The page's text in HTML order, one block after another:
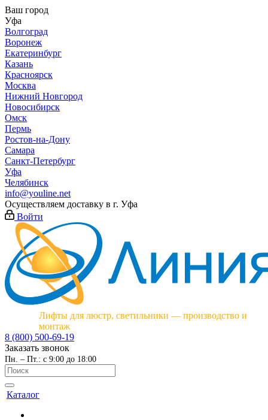
Ваш город
Уфа
Волгоград
Воронеж
Екатеринбург
Казань
Красноярск
Москва
Нижний Новгород
Новосибирск
Омск
Пермь
Ростов-на-Дону
Самара
Санкт-Петербург
Уфа
Челябинск
info@youline.net
Осуществляем доставку в г. Уфа
Войти
Лифты для люстр, светильники — производство и
монтаж
8 (800) 500-69-19
Заказать звонок
Пн. – Пт.: с 9:00 до 18:00
Каталог